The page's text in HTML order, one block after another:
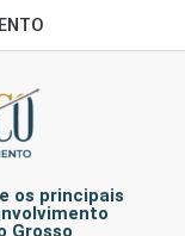
os principais
Grosso